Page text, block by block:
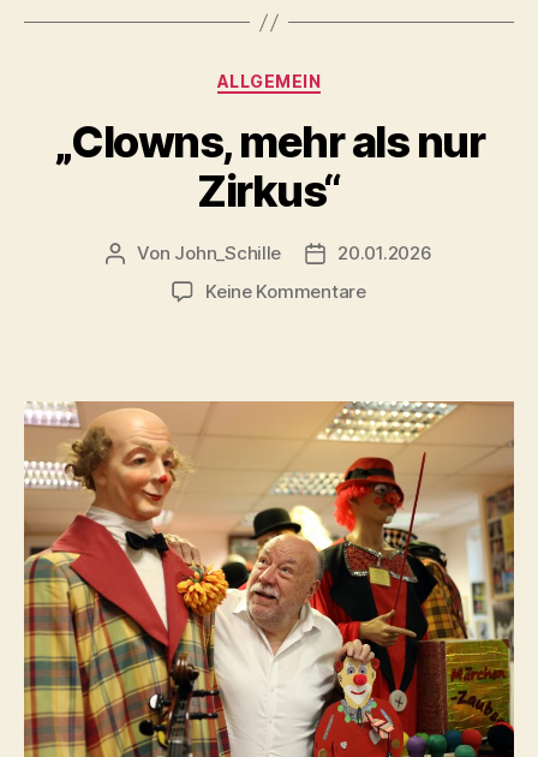
Kategorien
ALLGEMEIN
„Clowns, mehr als nur
Zirkus“
Beitragsautor
Von John_Schille Veröffentlichungsdatum
20.01.2026
Keine Kommentarezu
nur
Zirkus“